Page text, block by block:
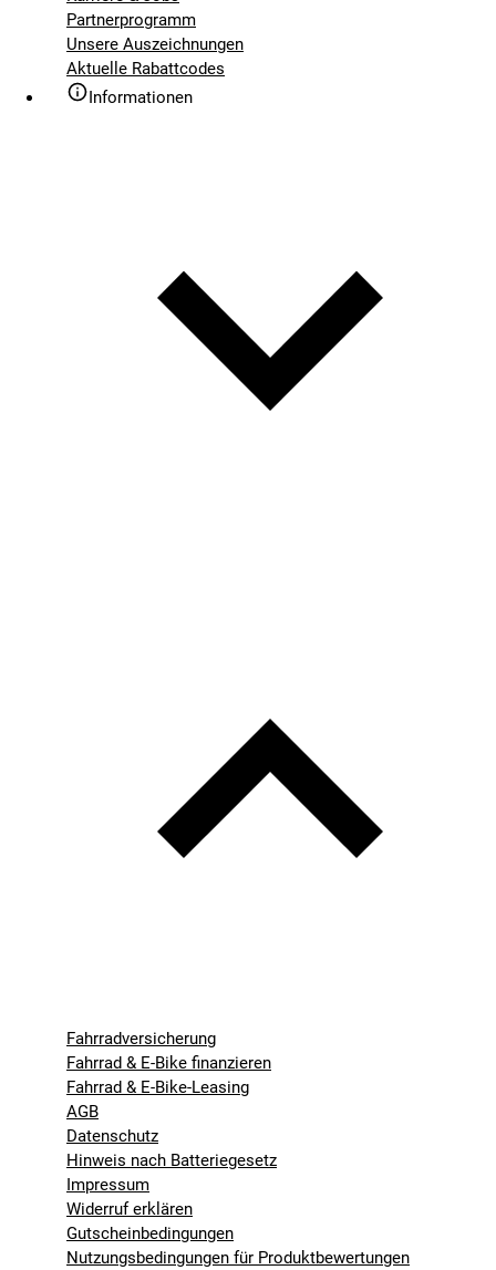
Partnerprogramm
Unsere Auszeichnungen
Aktuelle Rabattcodes
Informationen
Fahrradversicherung
Fahrrad & E-Bike finanzieren
Fahrrad & E-Bike-Leasing
AGB
Datenschutz
Hinweis nach Batteriegesetz
Impressum
Widerruf erklären
Gutscheinbedingungen
Nutzungsbedingungen für Produktbewertungen